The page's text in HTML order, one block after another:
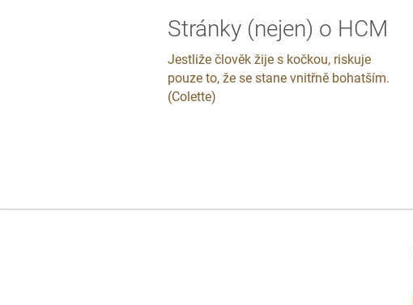
Stránky (nejen) o HCM
Jestliže člověk žije s kočkou, riskuje
pouze to, že se stane vnitřně bohatším.
(Colette)